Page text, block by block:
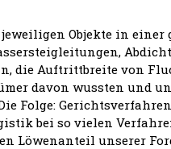
Objekte in einer
die Auftrittbreite von
davon wussten und
Folge:
bei so vielen
Löwenanteil unserer